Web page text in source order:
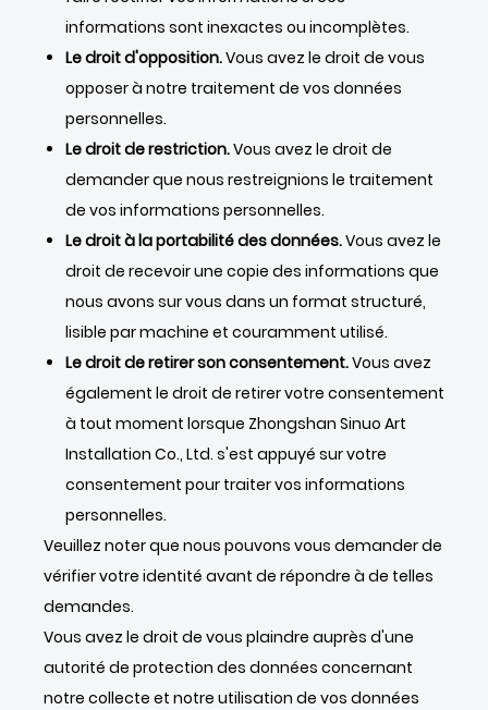
informations sont inexactes ou incomplètes.
Le droit d'opposition.Vous avez le droit de vous
opposer à notre traitement de vos données
personnelles.
Le droit de restriction.Vous avez le droit de
demander que nous restreignions le traitement
de vos informations personnelles.
Le droit à la portabilité des données.Vous avez le
droit de recevoir une copie des informations que
nous avons sur vous dans un format structuré,
lisible par machine et couramment utilisé.
Le droit de retirer son consentement.Vous avez
également le droit de retirer votre consentement
à tout moment lorsque Zhongshan Sinuo Art
Installation Co., Ltd. s'est appuyé sur votre
consentement pour traiter vos informations
personnelles.
Veuillez noter que nous pouvons vous demander de
vérifier votre identité avant de répondre à de telles
demandes.
Vous avez le droit de vous plaindre auprès d'une
autorité de protection des données concernant
notre collecte et notre utilisation de vos données